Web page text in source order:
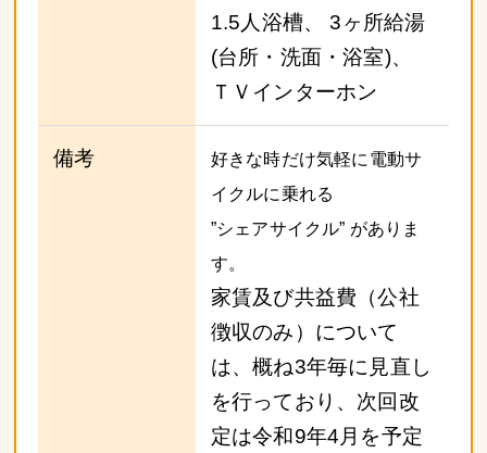
1.5人浴槽、 3ヶ所給湯
(台所・洗面・浴室)、
ＴＶインターホン
備考
好きな時だけ気軽に電動サ
イクルに乗れる
”シェアサイクル” がありま
す。
家賃及び共益費（公社
徴収のみ）について
は、概ね3年毎に見直し
を行っており、次回改
定は令和9年4月を予定